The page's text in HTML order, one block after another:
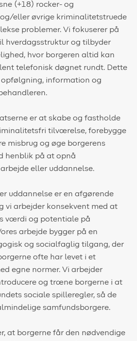
(+18) rocker- og
eller øvrige kriminalitetstruede
problemer. Vi fokuserer på
hverdagsstruktur og tilbyder
hvor borgeren altid kan
telefonisk døgnet rundt. Dette
information og
er at skabe og fastholde
tilværelse, forebygge
misbrug og øge borgerens
henblik på at opnå
eller uddannelse.
uddannelse er en afgørende
vi arbejder konsekvent med at
værdi og potentiale på
arbejde bygger på en
og socialfaglig tilgang, der
ofte har levet i et
egne normer. Vi arbejder
og træne borgerne i at
sociale spilleregler, så de
samfundsborgere.
at borgerne får den nødvendige